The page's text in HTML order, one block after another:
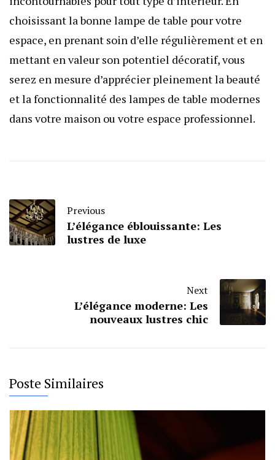
choisissant la bonne lampe de table pour votre
espace, en prenant soin d’elle régulièrement et en
mettant en valeur son potentiel décoratif, vous
serez en mesure d’apprécier pleinement la beauté
et la fonctionnalité des lampes de table modernes
dans votre maison ou votre espace professionnel.
Previous
L’élégance éblouissante: Les
lustres de luxe
Next
L’élégance moderne: Les
nouveaux lustres chic
Poste Similaires